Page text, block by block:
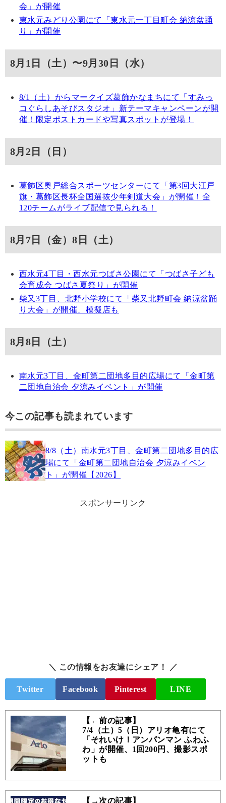
会」が開催
東水元みどり公園にて「東水元一丁目町会 納涼盆踊
り」が開催
8月1日（土）〜9月30日（水）
8/1（土）からマークイズ葛飾かなまちにて「すみっ
コぐらしあそびスタジオ」新テーマキャンペーンが開
催！限定ポストカードや写真スポットが登場！
8月2日（日）
葛飾区奥戸総合スポーツセンターにて「第3回大江戸
旗・葛飾区長杯全国選抜少年剣道大会」が開催！全
120チームがライブ配信で見られる！
8月7日（金）8日（土）
西水元4丁目・西水元つばさ公園にて「つばさ子ども
会育成会 つばさ夏祭り」が開催
柴又3丁目、北野小学校にて「柴又北野町会 納涼盆踊
り大会」が開催、模擬店も
8月8日（土）
南水元3丁目、金町第二団地多目的広場にて「金町第
二団地自治会 夕涼みイベント」が開催
今この記事も読まれています
8/8（土）南水元3丁目、金町第二団地多目的広
場にて「金町第二団地自治会 夕涼みイベン
ト」が開催【2026】
スポンサーリンク
＼ この情報をお友達にシェア！ ／
Twitter Facebook Pinterest LINE
【←前の記事】
7/4（土）5（日）アリオ亀有にて
「それいけ！アンパンマン ふわふ
わ」が開催、1回200円、撮影スポ
ットも
【→次の記事】